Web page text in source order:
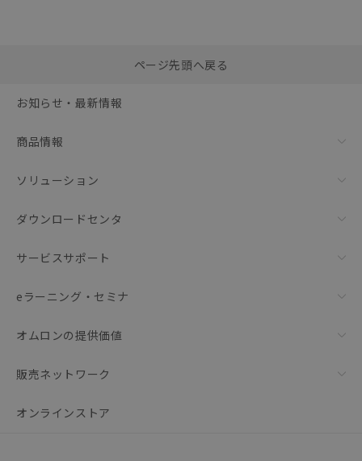
括ダウンロード
ページ先頭へ戻る
お知らせ・最新情報
商品情報
ソリューション
ダウンロードセンタ
サービスサポート
eラーニング・セミナ
オムロンの提供価値
販売ネットワーク
オンラインストア